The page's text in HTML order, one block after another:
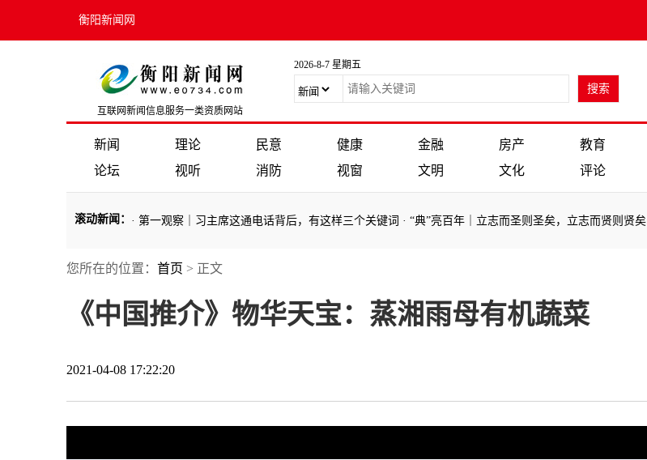
衡阳新闻网
互联网新闻信息服务一类资质网站
2026-8-7 星期五
新闻 理论 民意 健康 金融 房产 教育
论坛
视听 消防 视窗 文明 文化 评论
滚动新闻 ： · 第一观察｜习主席这通电话背后，有这样三个关键词 · “典”亮百年｜立志而圣则圣矣，立志而贤则贤矣
您所在的位置： 首页 > 正文
《中国推介》物华天宝：蒸湘雨母有机蔬菜
2021-04-08 17:22:20